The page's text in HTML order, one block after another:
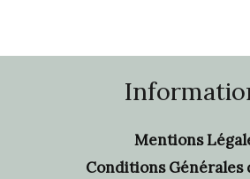
Mentions
Conditions Générales